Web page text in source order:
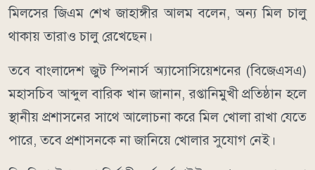
মিলসের জিএম শেখ জাহাঙ্গীর আলম বলেন, অন্য মিল চালু
থাকায় তারাও চালু রেখেছেন।
তবে বাংলাদেশ জুট স্পিনার্স অ্যাসোসিয়েশনের (বিজেএসএ)
মহাসচিব আব্দুল বারিক খান জানান, রপ্তানিমুখী প্রতিষ্ঠান হলে
স্থানীয় প্রশাসনের সাথে আলোচনা করে মিল খোলা রাখা যেতে
পারে, তবে প্রশাসনকে না জানিয়ে খোলার সুযোগ নেই।